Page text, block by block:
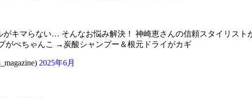
がキマらない… そんなお悩み解決！ 神崎恵さんの信頼スタイリス
がぺちゃんこ →炭酸シャンプー＆根元ドライがカギ
2025年6月